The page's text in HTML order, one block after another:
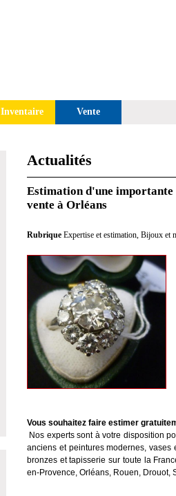
Inventaire Vente
Actualités
Estimation d'une importante
vente à Orléans
Rubrique Expertise et estimation, Bijoux et
Vous souhaitez faire estimer
Nos experts sont à votre disposition
anciens et peintures modernes,
bronzes et tapisserie sur toute la
en-Provence, Orléans, Rouen, Drouot,